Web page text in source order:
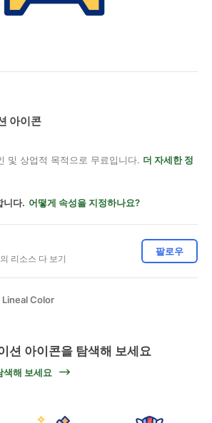
아이콘
및 상업적 목적으로 무료입니다. 더 자세한 정
니다. 어떻게 속성을 지정하나요?
리소스 다 보기
팔로우
Color
션 아이콘을 탐색해 보세요
색해 보세요